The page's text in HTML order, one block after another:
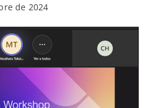
de 2024